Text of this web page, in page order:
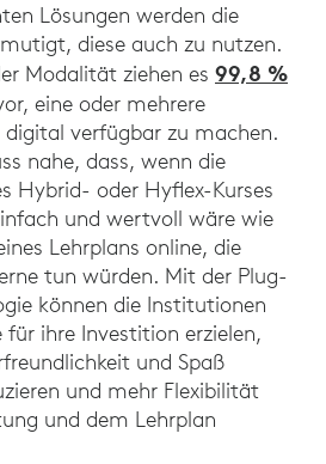
Lösungen werden die
diese auch zu nutzen.
Modalität ziehen es 99,8 %
eine oder mehrere
verfügbar zu machen.
nahe, dass, wenn die
Hybrid- oder Hyflex-Kurses
und wertvoll wäre wie
Lehrplans online, die
tun würden. Mit der Plug-
können die Institutionen
für ihre Investition erzielen,
und Spaß
und mehr Flexibilität
und dem Lehrplan